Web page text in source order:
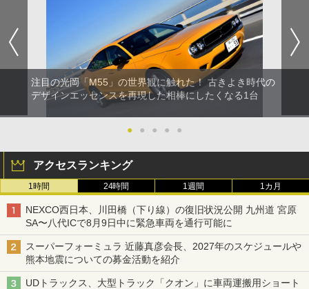
注目の光岡「M55」の世界観に触れた！ 古きよき時代の
デザインエッセンスを再現した相棒にしたくなる1台
● ● ● ● ●
アクセスランキング
1時間 24時間 1週間 1カ月
NEXCO西日本、川田橋（下り線）の復旧状況公開 九州道 宮原
SA〜八代ICで8月9日中に緊急車両を通行可能に
スーパーフォーミュラ 近藤真彦会長、2027年のスケジュールや
熊本地震についての募金活動を紹介
UDトラックス、大型トラック「クオン」に車両運搬用ショート